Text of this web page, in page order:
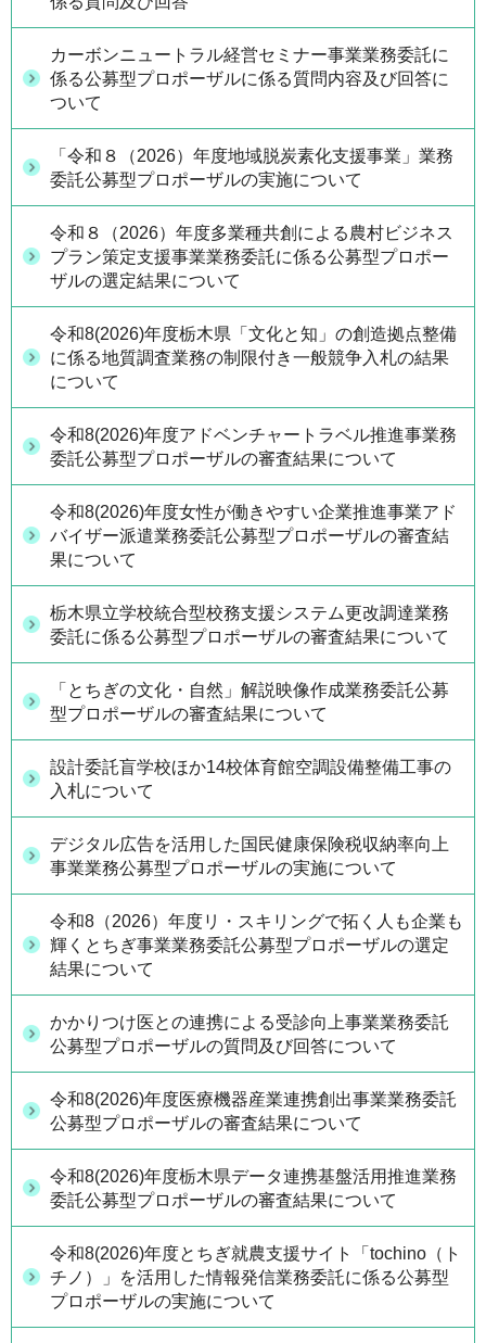
カーボンニュートラル経営セミナー事業業務委託に
係る公募型プロポーザルに係る質問内容及び回答に
ついて
「令和８（2026）年度地域脱炭素化支援事業」業務
委託公募型プロポーザルの実施について
令和８（2026）年度多業種共創による農村ビジネス
プラン策定支援事業業務委託に係る公募型プロポー
ザルの選定結果について
令和8(2026)年度栃木県「文化と知」の創造拠点整備
に係る地質調査業務の制限付き一般競争入札の結果
について
令和8(2026)年度アドベンチャートラベル推進事業務
委託公募型プロポーザルの審査結果について
令和8(2026)年度女性が働きやすい企業推進事業アド
バイザー派遣業務委託公募型プロポーザルの審査結
果について
栃木県立学校統合型校務支援システム更改調達業務
委託に係る公募型プロポーザルの審査結果について
「とちぎの文化・自然」解説映像作成業務委託公募
型プロポーザルの審査結果について
設計委託盲学校ほか14校体育館空調設備整備工事の
入札について
デジタル広告を活用した国民健康保険税収納率向上
事業業務公募型プロポーザルの実施について
令和8（2026）年度リ・スキリングで拓く人も企業も
輝くとちぎ事業業務委託公募型プロポーザルの選定
結果について
かかりつけ医との連携による受診向上事業業務委託
公募型プロポーザルの質問及び回答について
令和8(2026)年度医療機器産業連携創出事業業務委託
公募型プロポーザルの審査結果について
令和8(2026)年度栃木県データ連携基盤活用推進業務
委託公募型プロポーザルの審査結果について
令和8(2026)年度とちぎ就農支援サイト「tochino（ト
チノ）」を活用した情報発信業務委託に係る公募型
プロポーザルの実施について